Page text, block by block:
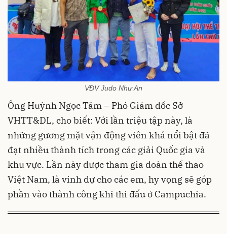
VĐV Judo Như An
Ông Huỳnh Ngọc Tâm – Phó Giám đốc Sở
VHTT&DL, cho biết: Với lần triệu tập này, là
những gương mặt vận động viên khá nổi bật đã
đạt nhiều thành tích trong các giải Quốc gia và
khu vực. Lần này được tham gia đoàn thể thao
Việt Nam, là vinh dự cho các em, hy vọng sẽ góp
phần vào thành công khi thi đấu ở Campuchia.